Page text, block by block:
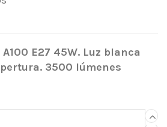
E27 45W. Luz blanca
3500 lúmenes